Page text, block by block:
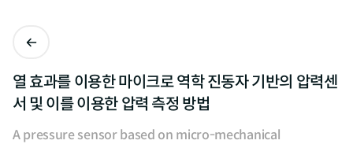
열 효과를 이용한 마이크로 역학 진동자 기반의 압력센
서 및 이를 이용한 압력 측정 방법
A pressure sensor based on micro-mechanical